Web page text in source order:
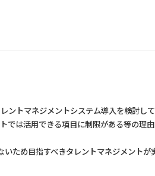
トマネジメントシステム導入を検討して
では活用できる項目に制限がある等の理
ため目指すべきタレントマネジメントが